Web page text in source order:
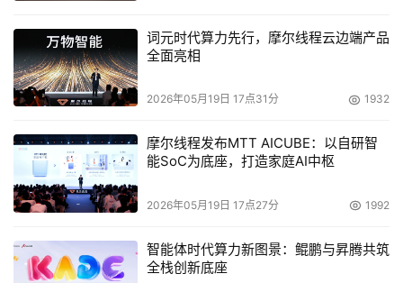
在活动上，韩国数据中心委员会（KDCC）团队负责人
Kang Seung-hoon分享了精彩的主题演讲，对韩国数据中
心市场发表了见解，强调了其在IT行业的潜力。
作为此次活动的重要环节之一，Aginode安捷诺的产品技术
析了人工智能数据中心的发展趋势和未来演进。
Aginode安捷诺亚太区产品总监王君原，在演讲中阐述了以
太网在企业领域的影响以及人工智能集成数据中心的未来，
分享Aginode安捷诺最新的研发技术、前沿的设计理念以及
创新的产品和解决方案，并针对新产品、新方案契合应用趋
词元时代算力先行，摩尔线程云边端产品
全面亮相
2026年05月19日 17点31分 1932
摩尔线程发布MTT AICUBE：以自研智
能SoC为底座，打造家庭AI中枢
2026年05月19日 17点27分 1992
智能体时代算力新图景：鲲鹏与昇腾共筑
全栈创新底座